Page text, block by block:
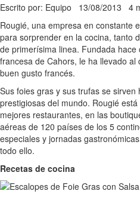
Escrito por: Equipo 13/08/2013 4
Rougié, una empresa en constante
para sorprender en la cocina, tanto
de primerísima linea. Fundada
francesa de Cahors, le ha llevado
buen gusto francés.
Sus foies gras y sus trufas se sirven
prestigiosas del mundo. Rougié
mejores restaurantes, en las
aéreas de 120 países de los 5
especiales y jornadas
todo ello.
Recetas de cocina